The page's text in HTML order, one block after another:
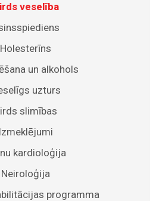
veselība
Holesterīns
un alkohols
uzturs
slimības
Izmeklējumi
kardioloģija
Neiroloģija
programma